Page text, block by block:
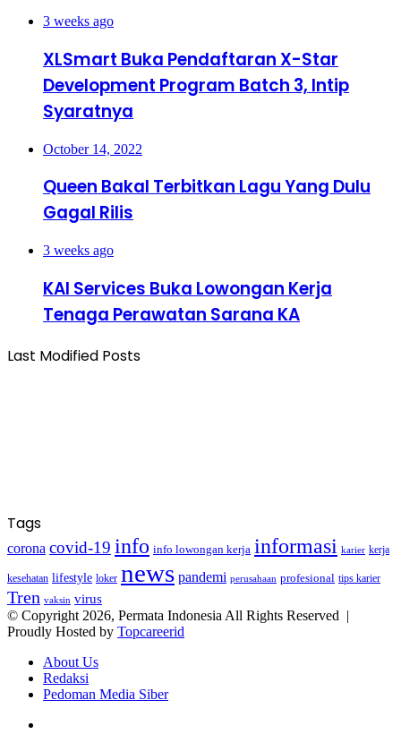
3 weeks ago
XLSmart Buka Pendaftaran X-Star
Development Program Batch 3, Intip
Syaratnya
October 14, 2022
Queen Bakal Terbitkan Lagu Yang Dulu
Gagal Rilis
3 weeks ago
KAI Services Buka Lowongan Kerja
Tenaga Perawatan Sarana KA
Last Modified Posts
Tags
corona covid-19 info info lowongan kerja informasi karier kerja
kesehatan lifestyle loker news pandemi perusahaan profesional tips karier
Tren vaksin virus
© Copyright 2026, Permata Indonesia All Rights Reserved |
Proudly Hosted by Topcareerid
About Us
Redaksi
Pedoman Media Siber